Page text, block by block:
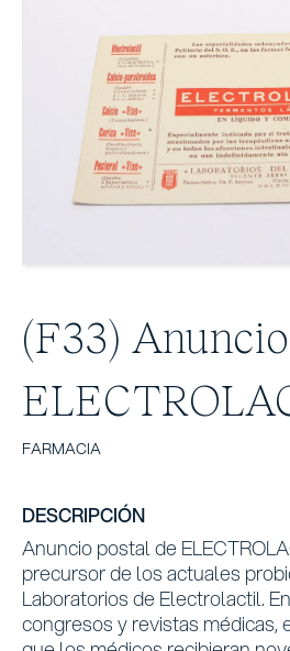
(F33)
FARMACIA
DESCRIPCIÓN
Anuncio postal de
precursor de los actuales
Laboratorios de Electrolactil.
congresos y revistas médicas,